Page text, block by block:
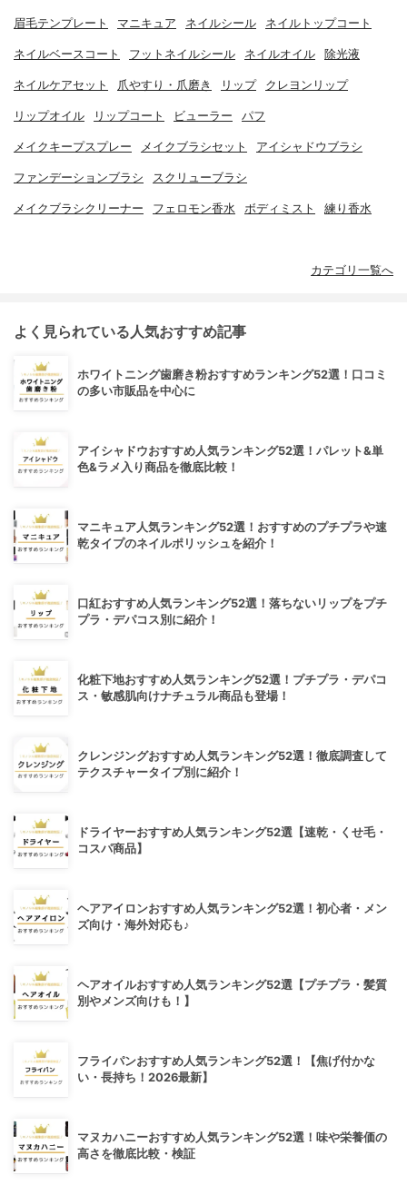
眉毛テンプレート マニキュア ネイルシール ネイルトップコート
ネイルベースコート フットネイルシール ネイルオイル 除光液
ネイルケアセット 爪やすり・爪磨き リップ クレヨンリップ
リップオイル リップコート ビューラー パフ
メイクキープスプレー メイクブラシセット アイシャドウブラシ
ファンデーションブラシ スクリューブラシ
メイクブラシクリーナー フェロモン香水 ボディミスト 練り香水
カテゴリ一覧へ
よく見られている人気おすすめ記事
ホワイトニング歯磨き粉おすすめランキング52選！口コミ
の多い市販品を中心に
アイシャドウおすすめ人気ランキング52選！パレット&単
色&ラメ入り商品を徹底比較！
マニキュア人気ランキング52選！おすすめのプチプラや速
乾タイプのネイルポリッシュを紹介！
口紅おすすめ人気ランキング52選！落ちないリップをプチ
プラ・デパコス別に紹介！
化粧下地おすすめ人気ランキング52選！プチプラ・デパコ
ス・敏感肌向けナチュラル商品も登場！
クレンジングおすすめ人気ランキング52選！徹底調査して
テクスチャータイプ別に紹介！
ドライヤーおすすめ人気ランキング52選【速乾・くせ毛・
コスパ商品】
ヘアアイロンおすすめ人気ランキング52選！初心者・メン
ズ向け・海外対応も♪
ヘアオイルおすすめ人気ランキング52選【プチプラ・髪質
別やメンズ向けも！】
フライパンおすすめ人気ランキング52選！【焦げ付かな
い・長持ち！2026最新】
マヌカハニーおすすめ人気ランキング52選！味や栄養価の
高さを徹底比較・検証